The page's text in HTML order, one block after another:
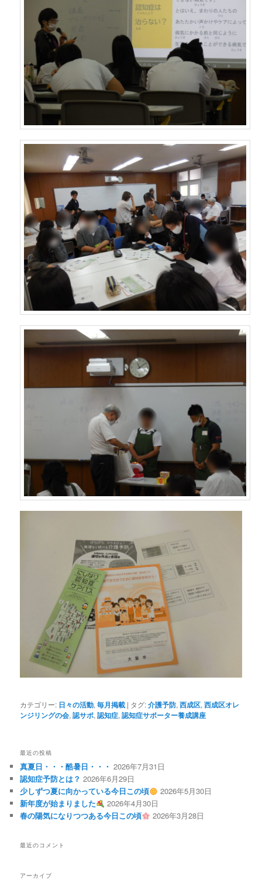
カテゴリー: 日々の活動,毎月掲載 | タグ:介護予防,西成区,西成区オレ
ンジリングの会,認サポ,認知症,認知症サポーター養成講座
最近の投稿
真夏日・・・酷暑日・・・ 2026年7月31日
認知症予防とは？ 2026年6月29日
少しずつ夏に向かっている今日この頃
2026年5月30日
新年度が始まりました
2026年4月30日
春の陽気になりつつある今日この頃
2026年3月28日
最近のコメント
アーカイブ